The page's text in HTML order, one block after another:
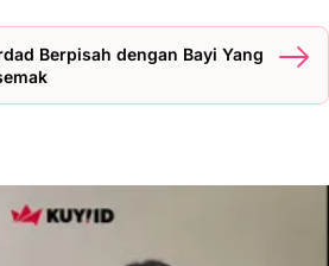
Berpisah dengan Bayi Yang